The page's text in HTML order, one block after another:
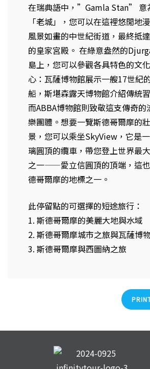
在瑞典語中，”Gamla Stan” 意
「老城」，您可以在這裡悠閒地
風景如畫的中世紀街道，最終抵
的皇家宮殿。 在綠意盎然的
島上，您可以參觀各具特色的文
心：瓦薩博物館展示一艘17世紀
船，斯堪森露天博物館介紹傳統習
而ABBA博物館則致敬這支傳奇的
樂團體。想要一覽斯德哥爾摩的
景，您可以乘坐SkyView，它是
璃圓頂的纜車，帶您登上世界最
之一——愛立信圓頂的頂端，這
德哥爾摩的地標之一。
此停留點的可選擇的短途旅行：
1. 斯德哥爾摩的美麗大地與水域
2. 斯德哥爾摩城市之旅與瓦薩博
3. 斯德哥爾摩與西圖納之旅